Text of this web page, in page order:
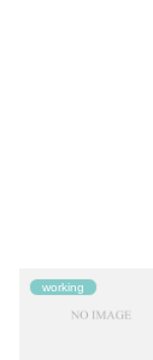
working